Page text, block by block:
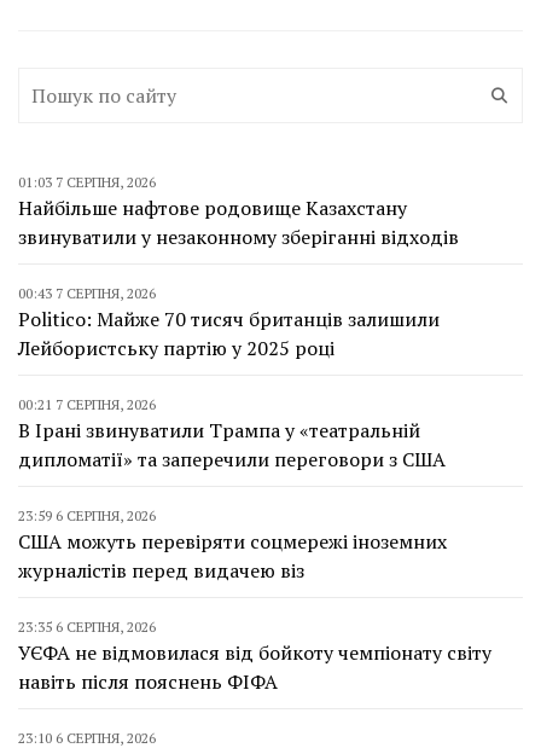
01:03 7 СЕРПНЯ, 2026
Найбільше нафтове родовище Казахстану
звинуватили у незаконному зберіганні відходів
00:43 7 СЕРПНЯ, 2026
Politico: Майже 70 тисяч британців залишили
Лейбористську партію у 2025 році
00:21 7 СЕРПНЯ, 2026
В Ірані звинуватили Трампа у «театральній
дипломатії» та заперечили переговори з США
23:59 6 СЕРПНЯ, 2026
США можуть перевіряти соцмережі іноземних
журналістів перед видачею віз
23:35 6 СЕРПНЯ, 2026
УЄФА не відмовилася від бойкоту чемпіонату світу
навіть після пояснень ФІФА
23:10 6 СЕРПНЯ, 2026